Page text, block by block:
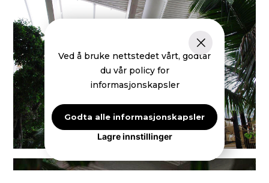
Ved å bruke nettstedet vårt, godtar
du vår policy for
informasjonskapsler
Godta alle informasjonskapsler
Lagre innstillinger